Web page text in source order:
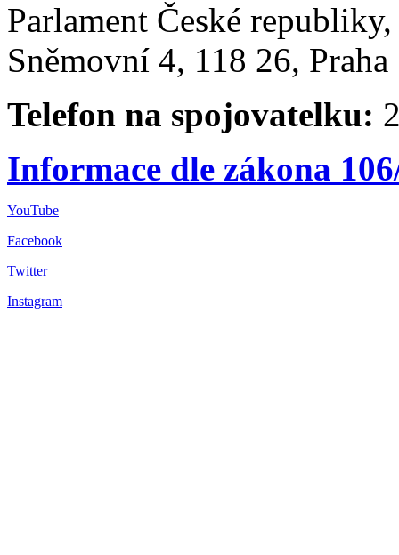
Parlament České
Sněmovní 4, 118 26,
Telefon na spojovatelku:
Informace dle zákona
YouTube
Facebook
Twitter
Instagram